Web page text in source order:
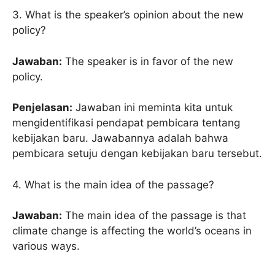
3. What is the speaker’s opinion about the new
policy?
Jawaban: The speaker is in favor of the new
policy.
Penjelasan: Jawaban ini meminta kita untuk
mengidentifikasi pendapat pembicara tentang
kebijakan baru. Jawabannya adalah bahwa
pembicara setuju dengan kebijakan baru tersebut.
4. What is the main idea of the passage?
Jawaban: The main idea of the passage is that
climate change is affecting the world’s oceans in
various ways.